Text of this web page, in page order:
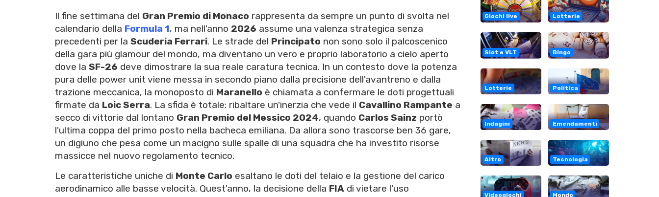
Il fine settimana del Gran Premio di Monaco rappresenta da sempre un punto di svolta nel
calendario della Formula 1, ma nell'anno 2026 assume una valenza strategica senza
precedenti per la Scuderia Ferrari. Le strade del Principato non sono solo il palcoscenico
della gara più glamour del mondo, ma diventano un vero e proprio laboratorio a cielo aperto
dove la SF-26 deve dimostrare la sua reale caratura tecnica. In un contesto dove la potenza
pura delle power unit viene messa in secondo piano dalla precisione dell'avantreno e dalla
trazione meccanica, la monoposto di Maranello è chiamata a confermare le doti progettuali
firmate da Loic Serra. La sfida è totale: ribaltare un'inerzia che vede il Cavallino Rampante a
secco di vittorie dal lontano Gran Premio del Messico 2024, quando Carlos Sainz portò
l'ultima coppa del primo posto nella bacheca emiliana. Da allora sono trascorse ben 36 gare,
un digiuno che pesa come un macigno sulle spalle di una squadra che ha investito risorse
massicce nel nuovo regolamento tecnico.
Le caratteristiche uniche di Monte Carlo esaltano le doti del telaio e la gestione del carico
aerodinamico alle basse velocità. Quest'anno, la decisione della FIA di vietare l'uso
Giochi live Lotterie
Slot e VLT Bingo
Lotterie Politica
Indagini Emendamenti
Altro Tecnologia
Videogiochi Mondo